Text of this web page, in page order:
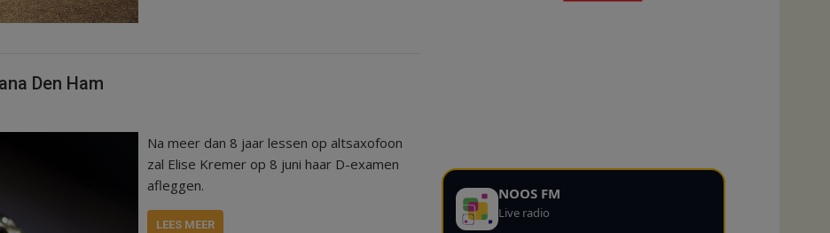
Den Ham
Na meer dan 8 jaar lessen op altsaxofoon
zal Elise Kremer op 8 juni haar D-examen
afleggen.
LEES MEER
NOOS FM
Live radio